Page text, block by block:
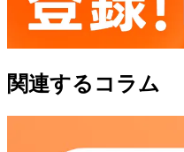
関連するコラム